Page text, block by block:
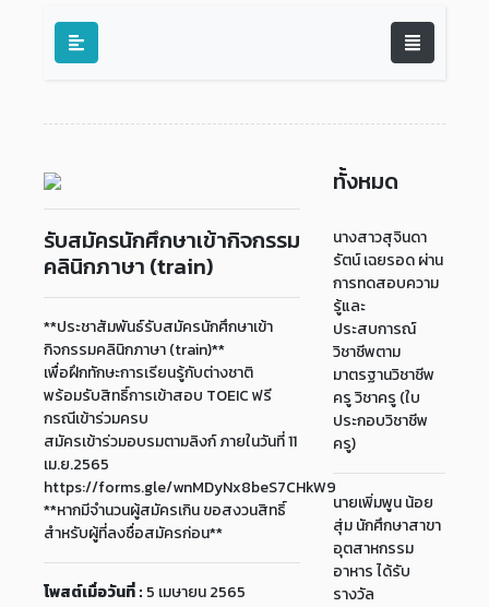
รับสมัครนักศึกษาเข้ากิจกรรม
คลินิกภาษา (train)
**ประชาสัมพันธ์รับสมัครนักศึกษาเข้า
กิจกรรมคลินิกภาษา (train)**
เพื่อฝึกทักษะการเรียนรู้กับต่างชาติ
พร้อมรับสิทธิ์การเข้าสอบ TOEIC ฟรี
กรณีเข้าร่วมครบ
สมัครเข้าร่วมอบรมตามลิงก์ ภายในวันที่ 11
เม.ย.2565
https://forms.gle/wnMDyNx8beS7CHkW9
**หากมีจำนวนผู้สมัครเกิน ขอสงวนสิทธิ์
สำหรับผู้ที่ลงชื่อสมัครก่อน**
โพสต์เมื่อวันที่ : 5 เมษายน 2565
ทั้งหมด
นางสาวสุจินดา
รัตน์ เฉยรอด ผ่าน
การทดสอบความ
รู้และ
ประสบการณ์
วิชาชีพตาม
มาตรฐานวิชาชีพ
ครู วิชาครู (ใบ
ประกอบวิชาชีพ
ครู)
นายเพิ่มพูน น้อย
สุ่ม นักศึกษาสาขา
อุตสาหกรรม
อาหาร ได้รับ
รางวัล